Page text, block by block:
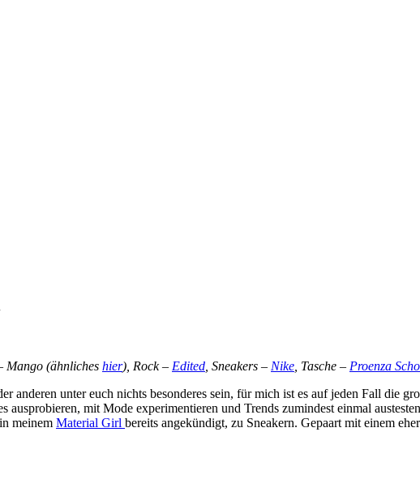
Mango (ähnliches hier), Rock – Edited , Sneakers – Nike , Tasche – Proenza
anderen unter euch nichts besonderes sein, für mich ist es auf jeden Fall die
mit Mode experimentieren und Trends zumindest einmal
meinem Material Girl bereits angekündigt, zu Sneakern. Gepaart mit einem